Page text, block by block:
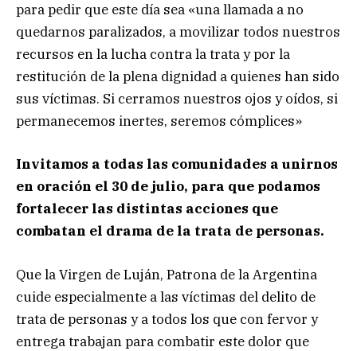
para pedir que este día sea «una llamada a no
quedarnos paralizados, a movilizar todos nuestros
recursos en la lucha contra la trata y por la
restitución de la plena dignidad a quienes han sido
sus víctimas. Si cerramos nuestros ojos y oídos, si
permanecemos inertes, seremos cómplices»
Invitamos a todas las comunidades a unirnos
en oración el 30 de julio, para que podamos
fortalecer las distintas acciones que
combatan el drama de la trata de personas.
Que la Virgen de Luján, Patrona de la Argentina
cuide especialmente a las víctimas del delito de
trata de personas y a todos los que con fervor y
entrega trabajan para combatir este dolor que